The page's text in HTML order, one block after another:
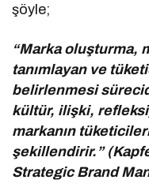
şöyle;
“Marka oluşturma,
tanımlayan ve
belirlenmesi
kültür, ilişki,
markanın
şekillendirir.”
Strategic Brand